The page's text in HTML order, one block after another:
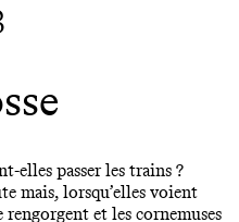
elles passer les trains ?
mais, lorsqu’elles voient
rengorgent et les cornemuses